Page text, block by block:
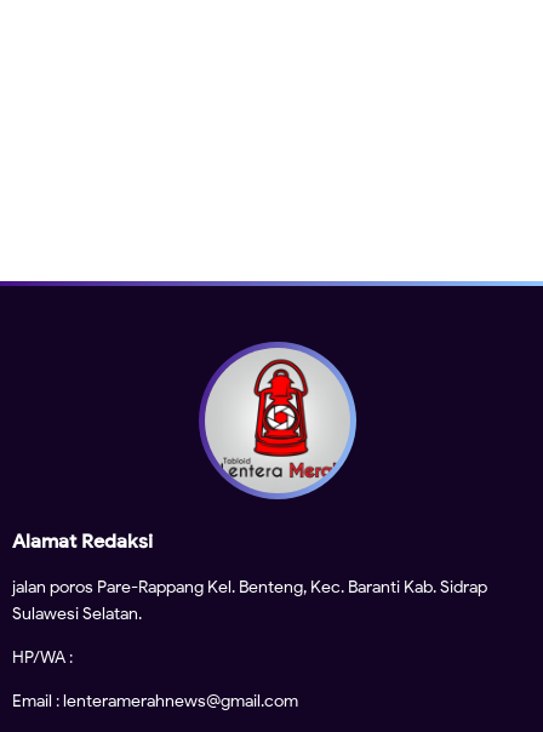
Alamat Redaksi
jalan poros Pare-Rappang Kel. Benteng, Kec. Baranti Kab. Sidrap
Sulawesi Selatan.
HP/WA :
Email : lenteramerahnews@gmail.com